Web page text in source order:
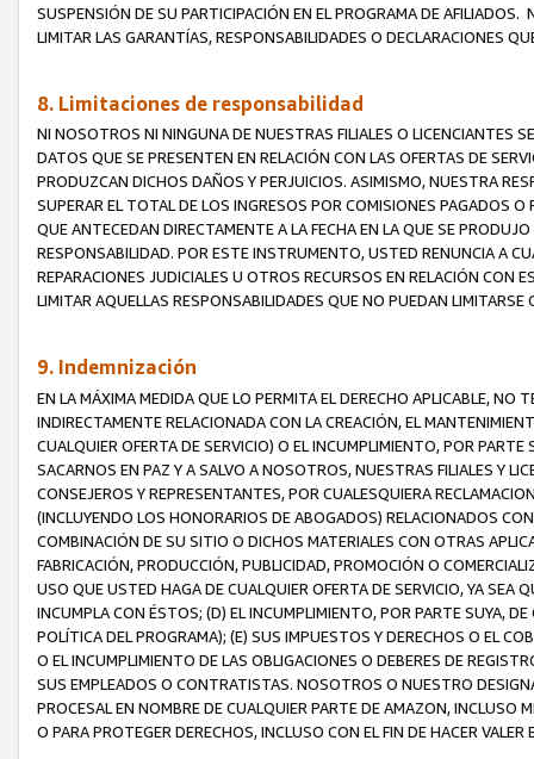
SUSPENSIÓN DE SU PARTICIPACIÓN EN EL PROGRAMA DE
LIMITAR LAS GARANTÍAS, RESPONSABILIDADES O DECLARACIONES
8. Limitaciones de responsabilidad
NI NOSOTROS NI NINGUNA DE NUESTRAS FILIALES O LICENCIANTES
DATOS QUE SE PRESENTEN EN RELACIÓN CON LAS OFERTAS DE
PRODUZCAN DICHOS DAÑOS Y PERJUICIOS. ASIMISMO, NUESTRA
SUPERAR EL TOTAL DE LOS INGRESOS POR COMISIONES PAGADOS
QUE ANTECEDAN DIRECTAMENTE A LA FECHA EN LA QUE SE
RESPONSABILIDAD. POR ESTE INSTRUMENTO, USTED RENUNCIA A
REPARACIONES JUDICIALES U OTROS RECURSOS EN RELACIÓN CON
LIMITAR AQUELLAS RESPONSABILIDADES QUE NO PUEDAN LIMITARSE
9. Indemnización
EN LA MÁXIMA MEDIDA QUE LO PERMITA EL DERECHO APLICABLE,
INDIRECTAMENTE RELACIONADA CON LA CREACIÓN, EL
CUALQUIER OFERTA DE SERVICIO) O EL INCUMPLIMIENTO, POR
SACARNOS EN PAZ Y A SALVO A NOSOTROS, NUESTRAS FILIALES Y
CONSEJEROS Y REPRESENTANTES, POR CUALESQUIERA
(INCLUYENDO LOS HONORARIOS DE ABOGADOS) RELACIONADOS
COMBINACIÓN DE SU SITIO O DICHOS MATERIALES CON OTRAS
FABRICACIÓN, PRODUCCIÓN, PUBLICIDAD, PROMOCIÓN O
USO QUE USTED HAGA DE CUALQUIER OFERTA DE SERVICIO, YA SEA
INCUMPLA CON ÉSTOS; (D) EL INCUMPLIMIENTO, POR PARTE SUYA,
POLÍTICA DEL PROGRAMA); (E) SUS IMPUESTOS Y DERECHOS O EL
O EL INCUMPLIMIENTO DE LAS OBLIGACIONES O DEBERES DE
SUS EMPLEADOS O CONTRATISTAS. NOSOTROS O NUESTRO
PROCESAL EN NOMBRE DE CUALQUIER PARTE DE AMAZON, INCLUSO
O PARA PROTEGER DERECHOS, INCLUSO CON EL FIN DE HACER VALER